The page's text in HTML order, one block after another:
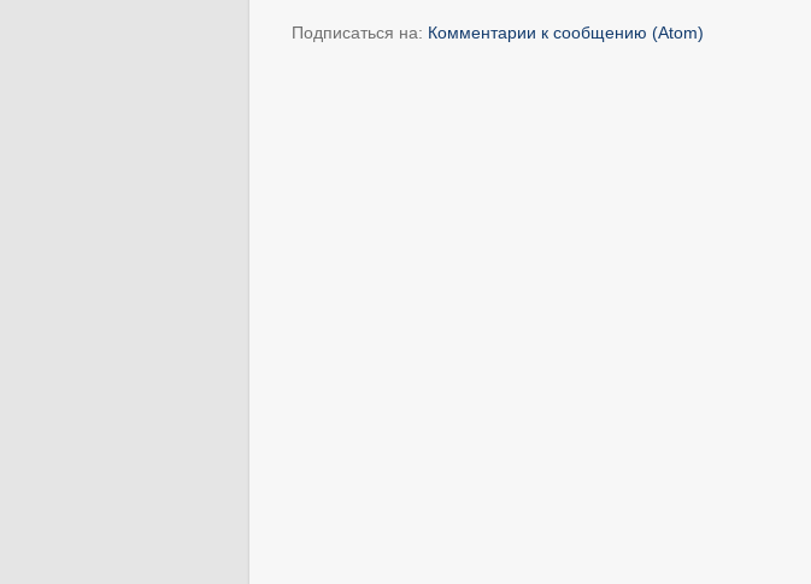
Подписаться на: Комментарии к сообщению (Atom)